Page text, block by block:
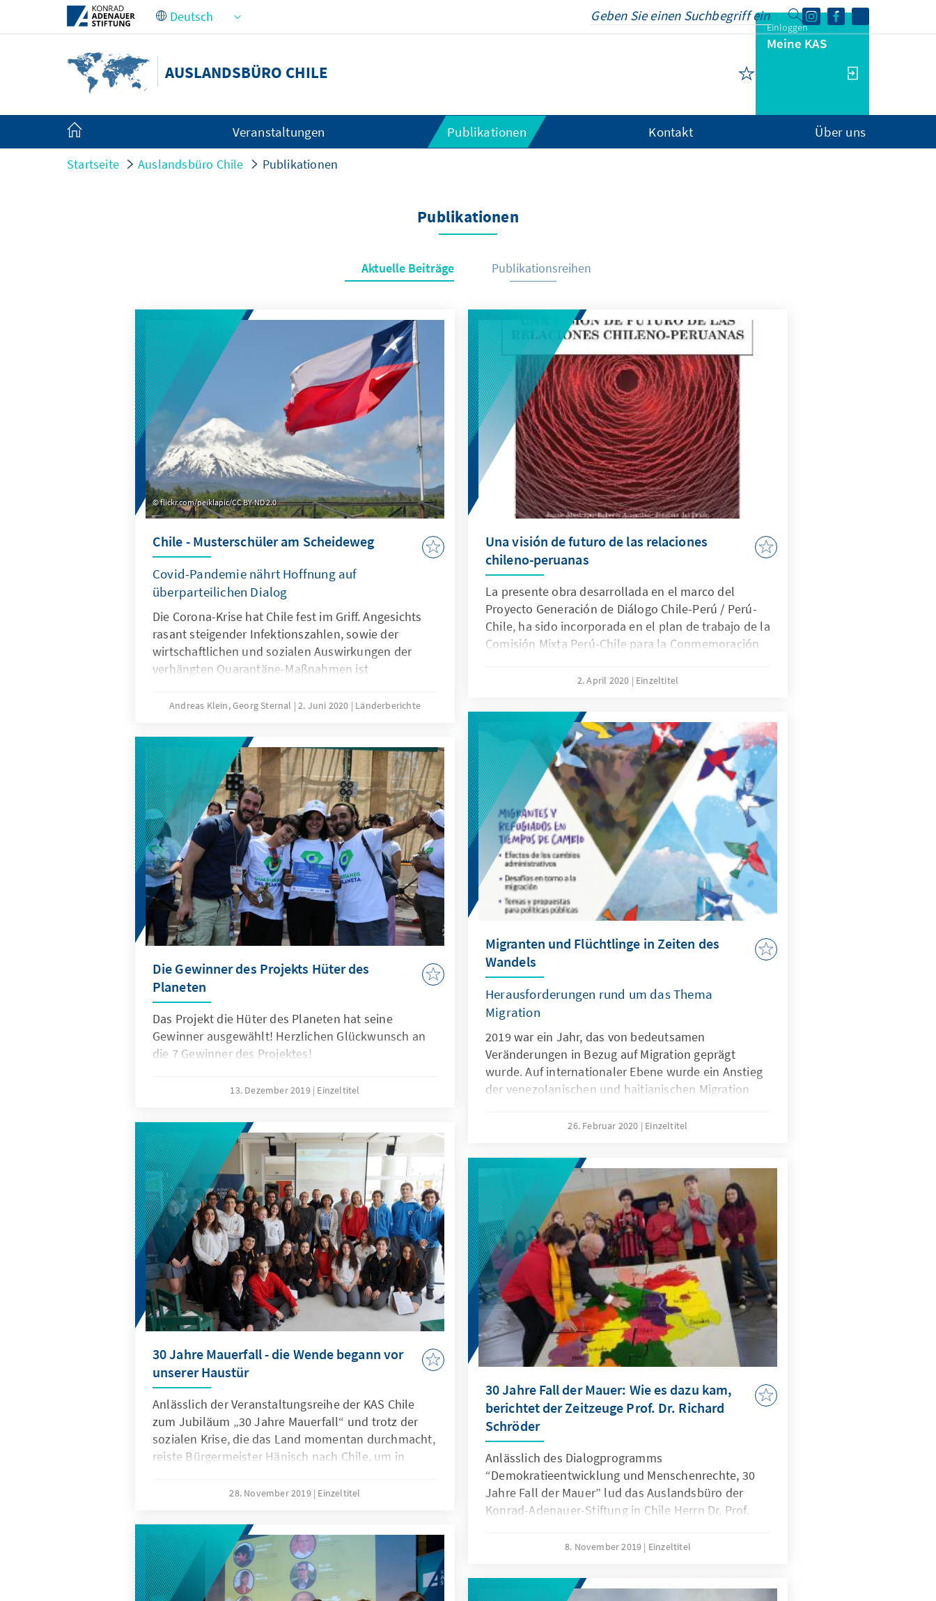
Zum Hauptinhalt springen
AUSLANDSBÜRO CHILE
Einloggen
Meine KAS
Veranstaltungen Publikationen Kontakt Über uns
Startseite Auslandsbüro Chile Publikationen
Publikationen
Aktuelle Beiträge Publikationsreihen
flickr.com/peiklapic/CC BY-ND 2.0
Chile - Musterschüler am Scheideweg
Covid-Pandemie nährt Hoffnung auf
überparteilichen Dialog
Die Corona-Krise hat Chile fest im Griff. Angesichts
rasant steigender Infektionszahlen, sowie der
wirtschaftlichen und sozialen Auswirkungen der
verhängten Quarantäne-Maßnahmen ist
mit dem Vorschlag eines nationalen
erst seit den sozialen Unruhen des vergangenen
Jahres politisch zutiefst gespaltenen Landes
zugegangen. Noch verhält sich die Opposition
skeptisch abwartend auf den jüngsten Vorschlag des
Präsidenten. Dennoch besteht die zarte Hoffnung
auf einen überparteilichen Dialog, in dem die seit der
Rückkehr zur Demokratie auf der Strecke
gebliebenen strukturellen Herausforderungen des
Landes angegangen werden.
Andreas Klein, Georg Sternal 2. Juni 2020 Länderberichte
Una visión de futuro de las relaciones
chileno-peruanas
La presente obra desarrollada en el marco del
Proyecto Generación de Diálogo Chile-Perú / Perú-
Chile, ha sido incorporada en el plan de trabajo de la
Comisión Mixta Perú-Chile para la Conmemoración
brindar una visión prospectiva en distintos temas
2. April 2020 Einzeltitel
Migranten und Flüchtlinge in Zeiten des
Wandels
Herausforderungen rund um das Thema
Migration
2019 war ein Jahr, das von bedeutsamen
Veränderungen in Bezug auf Migration geprägt
wurde. Auf internationaler Ebene wurde ein Anstieg
der venezolanischen und haitianischen Migration
lateinamerikanischen Kontinent.
26. Februar 2020 Einzeltitel
Die Gewinner des Projekts Hüter des
Planeten
Das Projekt die Hüter des Planeten hat seine
Gewinner ausgewählt! Herzlichen Glückwunsch an
die 7 Gewinner des Projektes!
13. Dezember 2019 Einzeltitel
30 Jahre Mauerfall - die Wende begann vor
unserer Haustür
Anlässlich der Veranstaltungsreihe der KAS Chile
zum Jubiläum „30 Jahre Mauerfall“ und trotz der
sozialen Krise, die das Land momentan durchmacht,
reiste Bürgermeister Hänisch nach Chile, um in
seine Erfahrungen des friedlichen Protests in der
Schülern, Studenten, Akademikern, Politikern und
kirchlichen Gemeindemitgliedern aus. Aktueller
hätte es kaum sein können, manch ein Zuhörer
zeigte sich überrascht von der Reaktionsfähigkeit
des KAS Chile Teams.
28. November 2019 Einzeltitel
30 Jahre Fall der Mauer: Wie es dazu kam,
berichtet der Zeitzeuge Prof. Dr. Richard
Schröder
Anlässlich des Dialogprogramms
“Demokratieentwicklung und Menschenrechte, 30
Jahre Fall der Mauer” lud das Auslandsbüro der
Konrad-Adenauer-Stiftung in Chile Herrn Dr. Prof.
friedlichen Demonstrationen bis hin zum Mauerfall
8. November 2019 Einzeltitel